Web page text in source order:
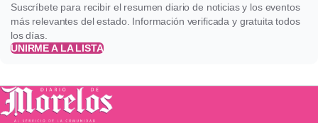
Suscríbete para recibir el resumen diario de noticias y los eventos
más relevantes del estado. Información verificada y gratuita todos
los días.
UNIRME A LA LISTA